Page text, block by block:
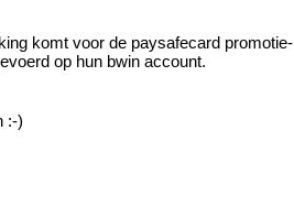
komt voor de paysafecard promotie-
op hun bwin account.
:-)